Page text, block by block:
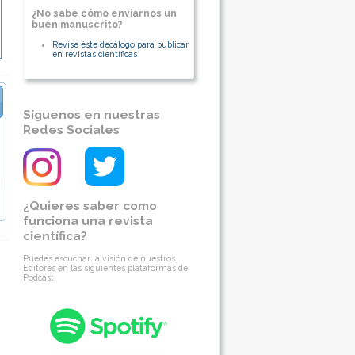
¿No sabe cómo enviarnos un
buen manuscrito?
Revise éste decálogo para publicar
en revistas científicas
Síguenos en nuestras
Redes Sociales
¿Quieres saber como
funciona una revista
científica?
Puedes escuchar la visión de nuestros
Editores en las siguientes plataformas de
Podcast